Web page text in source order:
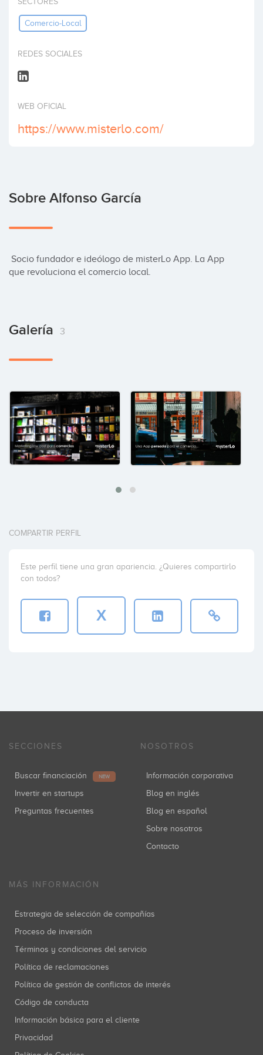
Comercio-Local
REDES SOCIALES
WEB OFICIAL
https://www.misterlo.com/
Sobre Alfonso García
que revoluciona el comercio local.
Galería 3
COMPARTIR PERFIL
Este perfil tiene una gran apariencia. ¿Quieres compartirlo
con todos?
X
SECCIONES
Buscar financiación NEW
Invertir en startups
Preguntas frecuentes
NOSOTROS
Información corporativa
Blog en inglés
Blog en español
Sobre nosotros
Contacto
MÁS INFORMACIÓN
Estrategia de selección de compañías
Proceso de inversión
Términos y condiciones del servicio
Política de reclamaciones
Política de gestión de conflictos de interés
Código de conducta
Información básica para el cliente
Privacidad